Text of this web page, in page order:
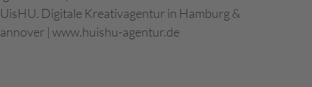
Digitale Kreativagentur in Hamburg &
| www.huishu-agentur.de